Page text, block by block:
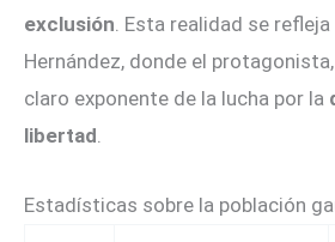
exclusión . Esta realidad se
Hernández, donde el
claro exponente de la lucha por la
libertad
Estadísticas sobre la población